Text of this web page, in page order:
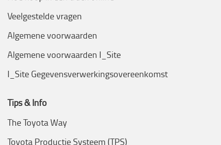
Veelgestelde vragen
Algemene voorwaarden
Algemene voorwaarden I_Site
I_Site Gegevensverwerkingsovereenkomst
Tips & Info
The Toyota Way
Toyota Productie Systeem (TPS)